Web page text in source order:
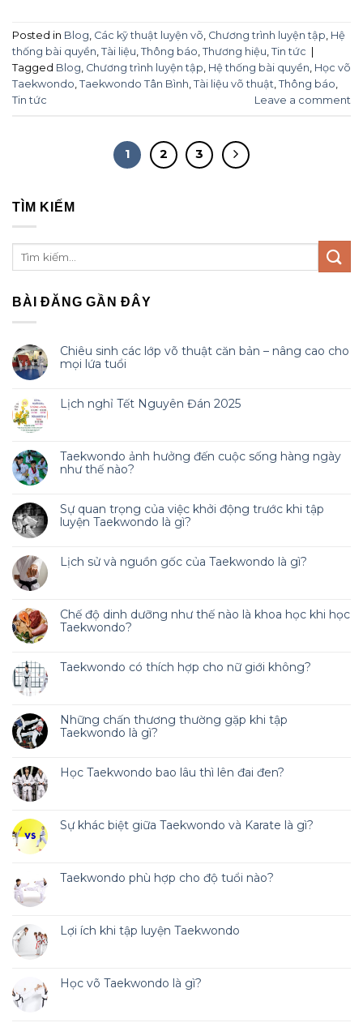
Posted in Blog, Các kỹ thuật luyện võ, Chương trình luyện tập, Hệ
thống bài quyền, Tài liệu, Thông báo, Thương hiệu, Tin tức
Tagged Blog, Chương trình luyện tập, Hệ thống bài quyền, Học võ
Taekwondo, Taekwondo Tân Bình, Tài liệu võ thuật, Thông báo,
Tin tức
Leave a comment
1 2 3
TÌM KIẾM
BÀI ĐĂNG GẦN ĐÂY
Chiêu sinh các lớp võ thuật căn bản – nâng cao cho
mọi lứa tuổi
Lịch nghỉ Tết Nguyên Đán 2025
Taekwondo ảnh hưởng đến cuộc sống hàng ngày
như thế nào?
Sự quan trọng của việc khởi động trước khi tập
luyện Taekwondo là gì?
Lịch sử và nguồn gốc của Taekwondo là gì?
Chế độ dinh dưỡng như thế nào là khoa học khi học
Taekwondo?
Taekwondo có thích hợp cho nữ giới không?
Những chấn thương thường gặp khi tập
Taekwondo là gì?
Học Taekwondo bao lâu thì lên đai đen?
Sự khác biệt giữa Taekwondo và Karate là gì?
Taekwondo phù hợp cho độ tuổi nào?
Lợi ích khi tập luyện Taekwondo
Học võ Taekwondo là gì?